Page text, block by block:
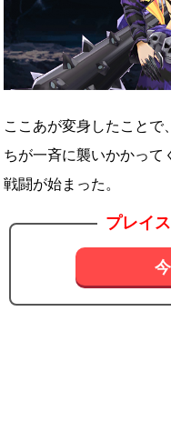
ここあが変身したことで
ちが一斉に襲いかかって
戦闘が始まった。
プレイ